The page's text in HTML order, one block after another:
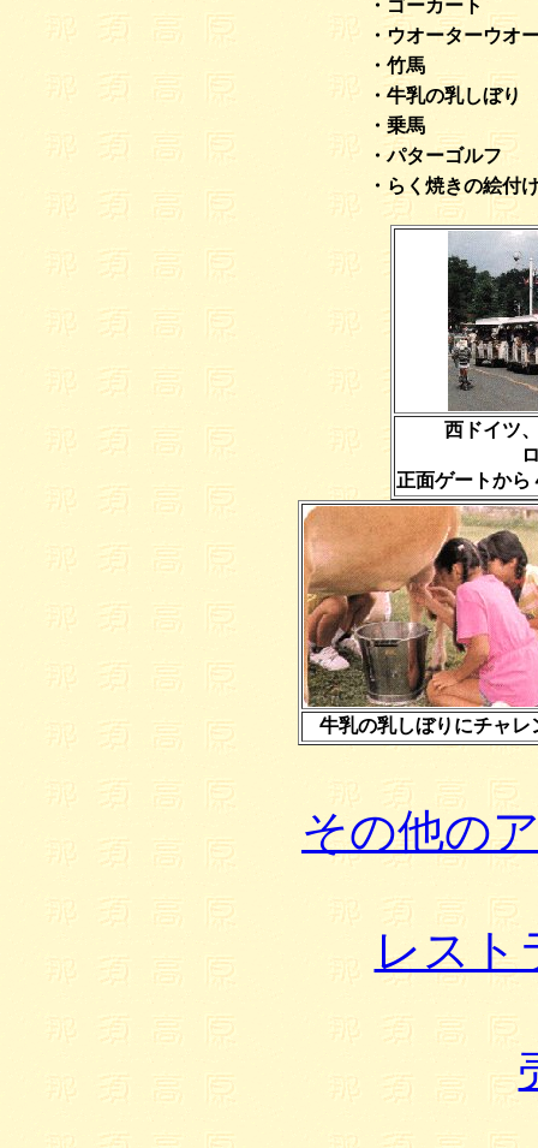
・ゴーカート
・ウオーターウオ
・竹馬
・牛乳の乳しぼり
・乗馬
・パターゴルフ
・らく焼きの絵付
西ドイツ
正面ゲートから
牛乳の乳しぼりにチャレ
その他の
レスト